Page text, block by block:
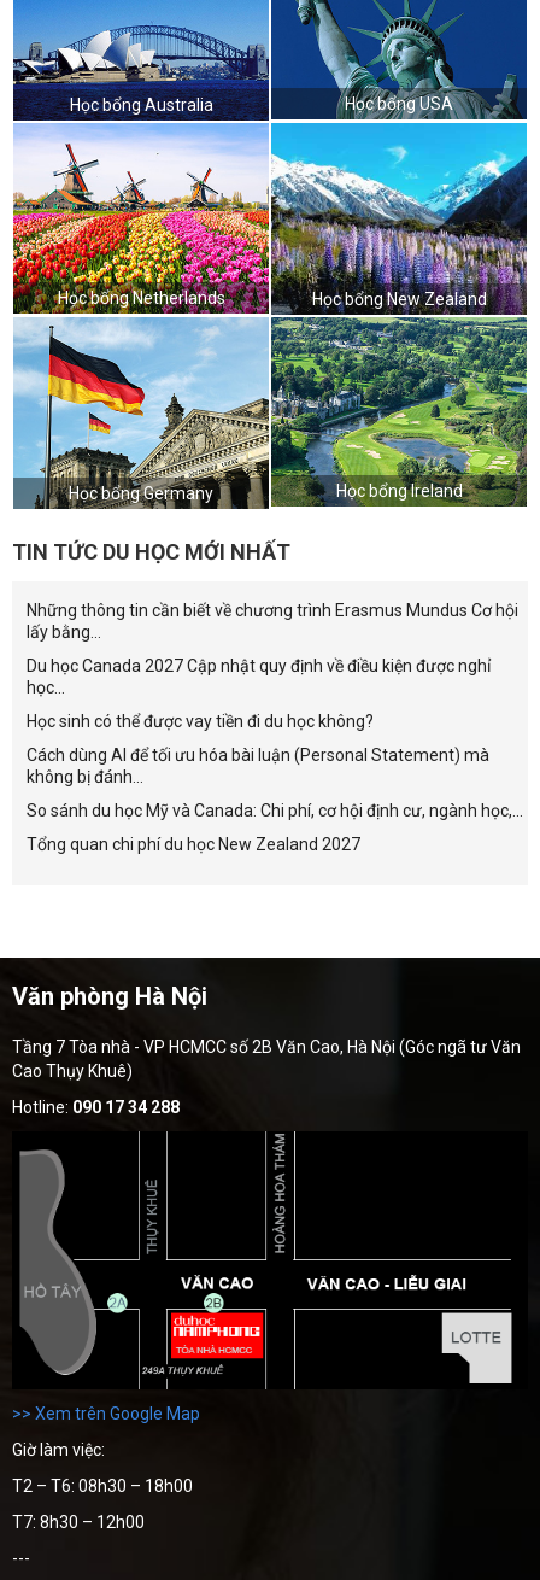
Học bổng Australia Học bổng USA
Học bổng Netherlands Học bổng New Zealand
Học bổng Germany Học bổng Ireland
TIN TỨC DU HỌC MỚI NHẤT
Những thông tin cần biết về chương trình Erasmus Mundus Cơ hội
lấy bằng...
Du học Canada 2027 Cập nhật quy định về điều kiện được nghỉ
học...
Học sinh có thể được vay tiền đi du học không?
Cách dùng AI để tối ưu hóa bài luận (Personal Statement) mà
không bị đánh...
So sánh du học Mỹ và Canada: Chi phí, cơ hội định cư, ngành học,...
Tổng quan chi phí du học New Zealand 2027
Văn phòng Hà Nội
Tầng 7 Tòa nhà - VP HCMCC số 2B Văn Cao, Hà Nội (Góc ngã tư Văn
Cao Thụy Khuê)
Hotline: 090 17 34 288
>> Xem trên Google Map
Giờ làm việc:
T2 – T6: 08h30 – 18h00
T7: 8h30 – 12h00
---